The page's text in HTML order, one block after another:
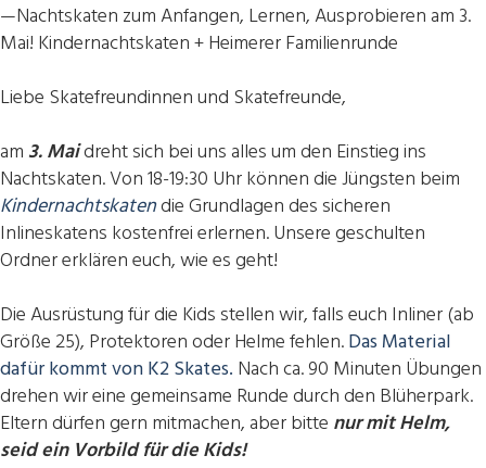
—Nachtskaten zum Anfangen, Lernen, Ausprobieren am 3.
Mai! Kindernachtskaten + Heimerer Familienrunde
Liebe Skatefreundinnen und Skatefreunde,
am3. Maidreht sich bei uns alles um den Einstieg ins
Nachtskaten. Von 18-19:30 Uhr können die Jüngsten beim
Kindernachtskatendie Grundlagen des sicheren
Inlineskatens kostenfrei erlernen. Unsere geschulten
Ordner erklären euch, wie es geht!
Die Ausrüstung für die Kids stellen wir, falls euch Inliner (ab
Größe 25), Protektoren oder Helme fehlen.Das Material
dafür kommt von K2 Skates. Nach ca. 90 Minuten Übungen
drehen wir eine gemeinsame Runde durch den Blüherpark.
Eltern dürfen gern mitmachen, aber bitte nur mit Helm,
seid ein Vorbild für die Kids!